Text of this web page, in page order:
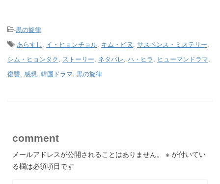
-黒の旋律
-あらすじ, イ・ヒョンチョル, キム・ビヌ, サスペンス・ミステリー,
シム・ヒョンタク, ストーリー, ネタバレ, ハ・ヒラ, ヒューマンドラマ,
復讐, 感想, 韓国ドラマ, 黒の旋律
comment
メールアドレスが公開されることはありません。 ※ が付いてい
る欄は必須項目です